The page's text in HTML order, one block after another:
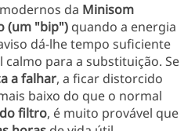
da Minisom
(um "bip") quando a energia
dá-lhe tempo suficiente
para a substituição. Se
a falhar, a ficar distorcido
baixo do que o normal
filtro, é muito provável que